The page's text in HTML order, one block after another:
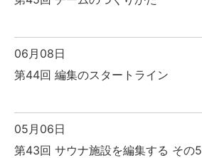
06月08日
第44回 編集のスタートライン
05月06日
第43回 サウナ施設を編集する その5